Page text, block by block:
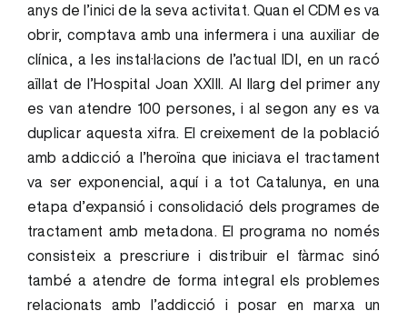
anys de l’inici de la seva activitat. Quan el CDM es va
obrir, comptava amb una infermera i una auxiliar de
clínica, a les instal·lacions de l’actual IDI, en un racó
aïllat de l’Hospital Joan XXIII. Al llarg del primer any
es van atendre 100 persones, i al segon any es va
duplicar aquesta xifra. El creixement de la població
amb addicció a l’heroïna que iniciava el tractament
va ser exponencial, aquí i a tot Catalunya, en una
etapa d’expansió i consolidació dels programes de
tractament amb metadona. El programa no només
consisteix a prescriure i distribuir el fàrmac sinó
també a atendre de forma integral els problemes
relacionats amb l’addicció i posar en marxa un